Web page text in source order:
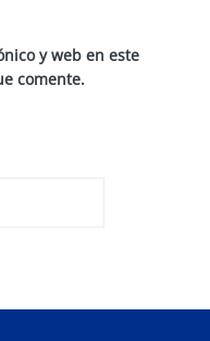
y web en este
comente.